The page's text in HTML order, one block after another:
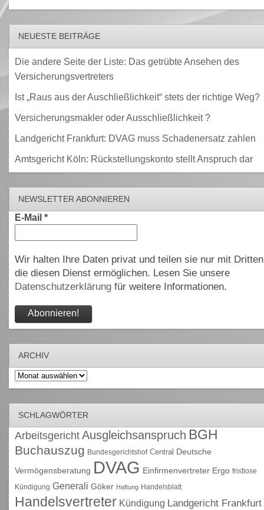
NEUESTE BEITRÄGE
Die andere Seite der Liste: Das getrübte Ansehen des
Versicherungsvertreters
Ist „Raus aus der Auschließlichkeit“ stets der richtige Weg?
Versicherungsmakler oder Ausschließlichkeit ?
Landgericht Frankfurt: DVAG muss Schadenersatz zahlen
Amtsgericht Köln: Rückstellungskonto stellt Anspruch dar
NEWSLETTER ABONNIEREN
E-Mail *
Wir halten Ihre Daten privat und teilen sie nur mit
die diesen Dienst ermöglichen. Lesen Sie unsere
Datenschutzerklärungfür weitere Informationen.
ARCHIV
Archiv
SCHLAGWÖRTER
Arbeitsgericht Ausgleichsanspruch BGH
Buchauszug Bundesgerichtshof Central Deutsche
Vermögensberatung DVAG Einfirmenvertreter Ergo fristlose
Kündigung Generali Göker Haftung Handelsblatt
Handelsvertreter Kündigung Landgericht Frankfurt